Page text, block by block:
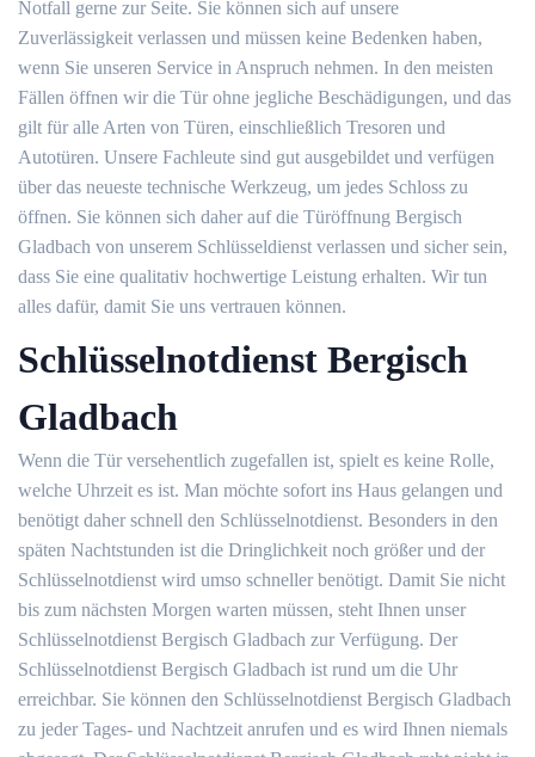
Notfall gerne zur Seite. Sie können sich auf unsere
Zuverlässigkeit verlassen und müssen keine Bedenken haben,
wenn Sie unseren Service in Anspruch nehmen. In den meisten
Fällen öffnen wir die Tür ohne jegliche Beschädigungen, und das
gilt für alle Arten von Türen, einschließlich Tresoren und
Autotüren. Unsere Fachleute sind gut ausgebildet und verfügen
über das neueste technische Werkzeug, um jedes Schloss zu
öffnen. Sie können sich daher auf die Türöffnung Bergisch
Gladbach von unserem Schlüsseldienst verlassen und sicher sein,
dass Sie eine qualitativ hochwertige Leistung erhalten. Wir tun
alles dafür, damit Sie uns vertrauen können.
Schlüsselnotdienst Bergisch
Gladbach
Wenn die Tür versehentlich zugefallen ist, spielt es keine Rolle,
welche Uhrzeit es ist. Man möchte sofort ins Haus gelangen und
benötigt daher schnell den Schlüsselnotdienst. Besonders in den
späten Nachtstunden ist die Dringlichkeit noch größer und der
Schlüsselnotdienst wird umso schneller benötigt. Damit Sie nicht
bis zum nächsten Morgen warten müssen, steht Ihnen unser
Schlüsselnotdienst Bergisch Gladbach zur Verfügung. Der
Schlüsselnotdienst Bergisch Gladbach ist rund um die Uhr
erreichbar. Sie können den Schlüsselnotdienst Bergisch Gladbach
zu jeder Tages- und Nachtzeit anrufen und es wird Ihnen niemals